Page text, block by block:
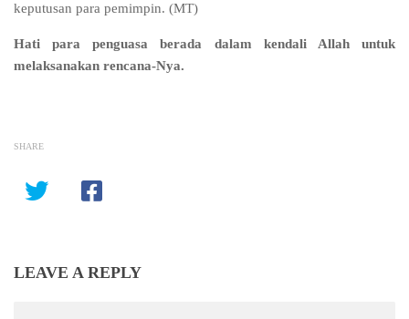
keputusan para pemimpin. (MT)
Hati para penguasa berada dalam kendali Allah untuk
melaksanakan rencana-Nya.
SHARE
LEAVE A REPLY